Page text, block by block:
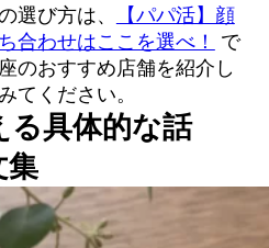
選び方は、
【パパ活】顔
合わせはここを選べ！
で
のおすすめ店舗を紹介し
てください。
る具体的な話
集